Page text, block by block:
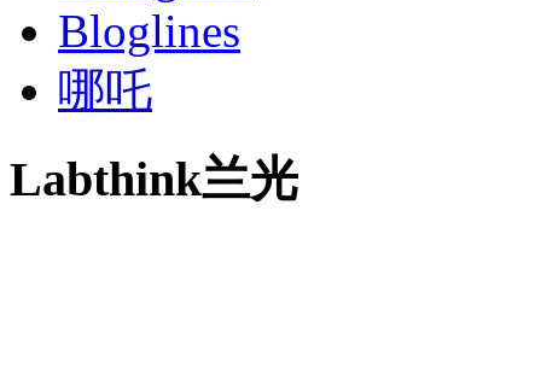
Bloglines
哪吒
Labthink兰光